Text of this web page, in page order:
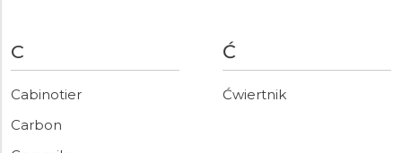
C
Cabinotier
Carbon
Ć
Ćwiertnik